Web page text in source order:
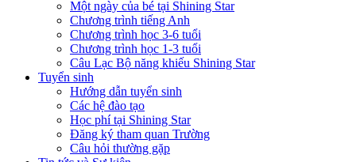
Một ngày của bé tại Shining Star
Chương trình tiếng Anh
Chương trình học 3-6 tuổi
Chương trình học 1-3 tuổi
Câu Lạc Bộ năng khiếu Shining Star
Tuyển sinh
Hướng dẫn tuyển sinh
Các hệ đào tạo
Học phí tại Shining Star
Đăng ký tham quan Trường
Câu hỏi thường gặp